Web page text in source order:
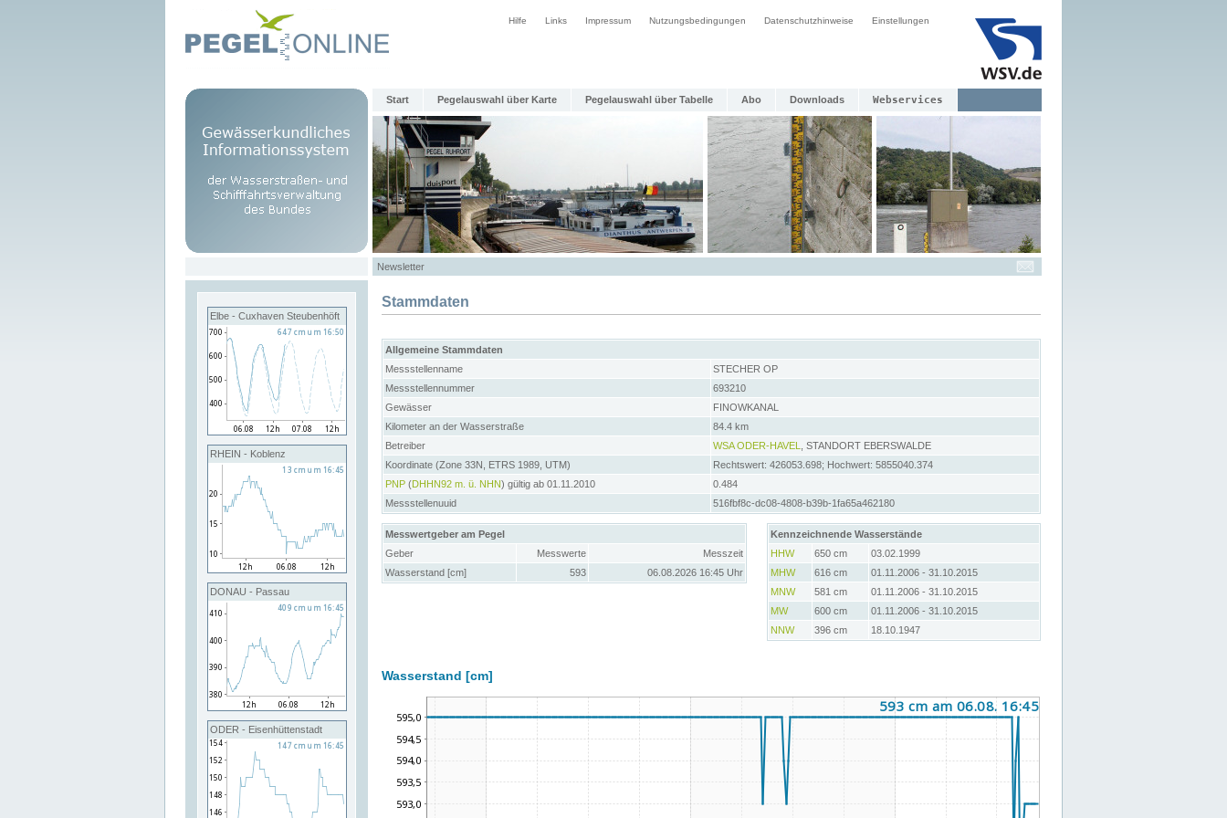
Hilfe Links Impressum Nutzungsbedingungen Datenschutzhinweise Einstellungen
Start Pegelauswahl über Karte Pegelauswahl über Tabelle Abo Downloads Webservices
Newsletter
Elbe - Cuxhaven Steubenhöft
RHEIN - Koblenz
DONAU - Passau
ODER - Eisenhüttenstadt
Stammdaten
Allgemeine Stammdaten
Messstellenname
STECHER OP
Messstellennummer
693210
Gewässer
FINOWKANAL
Kilometer an der Wasserstraße
84.4 km
Betreiber
WSA ODER-HAVEL
, STANDORT EBERSWALDE
Koordinate (Zone 33N, ETRS 1989, UTM)
Rechtswert: 426053.698; Hochwert: 5855040.374
PNP (DHHN92 m. ü. NHN) gültig ab 01.11.2010
0.484
Messstellenuuid
516fbf8c-dc08-4808-b39b-1fa65a462180
Messwertgeber am Pegel
Geber
Messwerte
Messzeit
Wasserstand [cm]
593 06.08.2026 16:45 Uhr
Kennzeichnende Wasserstände
HHW
650 cm
03.02.1999
MHW
616 cm
01.11.2006 - 31.10.2015
MNW
581 cm
01.11.2006 - 31.10.2015
MW
600 cm
01.11.2006 - 31.10.2015
NNW
396 cm 18.10.1947
Wasserstand [cm]